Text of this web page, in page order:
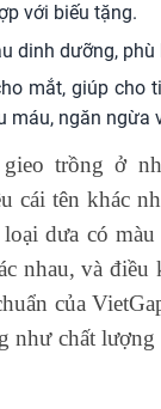
với biếu tặng.
dinh dưỡng,
mắt, giúp cho
máu, ngăn ngừa
trồng ở
cái tên khác
dưa có
nhau, và điều
của
như chất